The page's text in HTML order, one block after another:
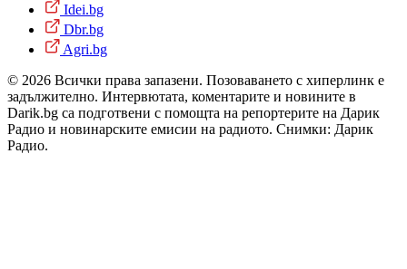
Idei.bg
Dbr.bg
Agri.bg
© 2026 Всички права запазени. Позоваването с хиперлинк е
задължително. Интервютата, коментарите и новините в
Darik.bg са подготвени с помощта на репортерите на Дарик
Радио и новинарските емисии на радиото. Снимки: Дарик
Радио.